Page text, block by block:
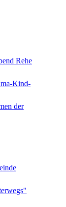
Rehe
Kind-
der